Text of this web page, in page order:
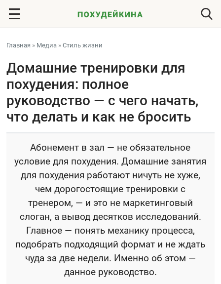
Главная » Медиа »Стиль жизни
Домашние тренировки для
похудения: полное
руководство — с чего начать,
что делать и как не бросить
Абонемент в зал — не обязательное
условие для похудения. Домашние занятия
для похудения работают ничуть не хуже,
чем дорогостоящие тренировки с
тренером, — и это не маркетинговый
слоган, а вывод десятков исследований.
Главное — понять механику процесса,
подобрать подходящий формат и не ждать
чуда за две недели. Именно об этом —
данное руководство.